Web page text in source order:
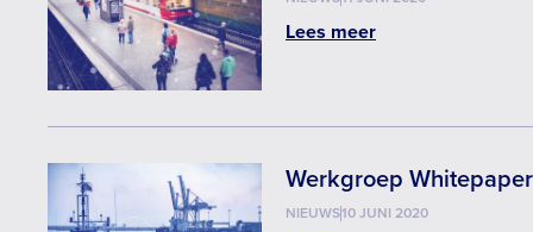
Lees meer
Werkgroep
NIEUWS10 JUNI 2020